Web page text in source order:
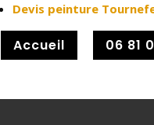
Devis peinture
Accueil 06 81